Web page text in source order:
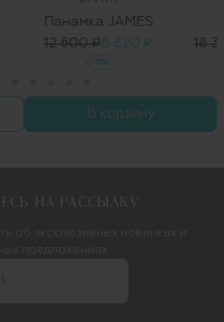
Панамка JAMES
12 600 ₽8 820 ₽
-30%
18
В корзину